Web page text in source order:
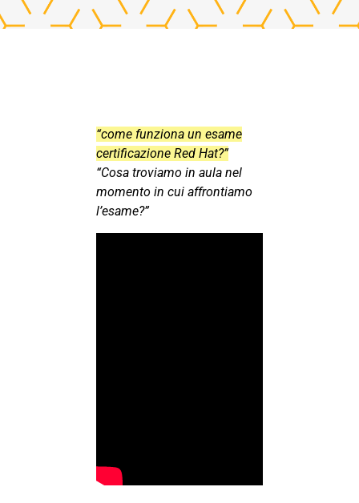
“come funziona un esame
certificazione Red Hat?”
“Cosa troviamo in aula nel
momento in cui affrontiamo
l’esame?”